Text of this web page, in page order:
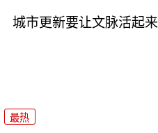
城市更新要让文脉活起来
最热